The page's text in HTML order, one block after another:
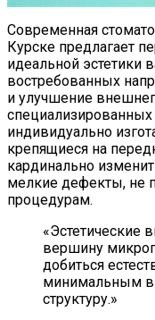
Современная
Курске предлагает
идеальной эстетики
востребованных
и улучшение
специализированных
индивидуально
крепящиеся на
кардинально
мелкие дефекты, не
процедурам.
«Эстетические
вершину
добиться
минимальным
структуру.»